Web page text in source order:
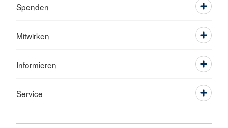
Spenden
Mitwirken
Informieren
Service